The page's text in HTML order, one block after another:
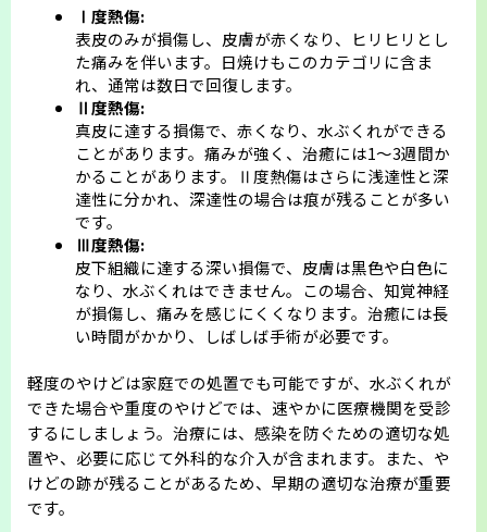
Ⅰ度熱傷:
表皮のみが損傷し、皮膚が赤くなり、ヒリヒリとし
た痛みを伴います。日焼けもこのカテゴリに含ま
れ、通常は数日で回復します。
Ⅱ度熱傷:
真皮に達する損傷で、赤くなり、水ぶくれができる
ことがあります。痛みが強く、治癒には1～3週間か
かることがあります。Ⅱ度熱傷はさらに浅達性と深
達性に分かれ、深達性の場合は痕が残ることが多い
です。
Ⅲ度熱傷:
皮下組織に達する深い損傷で、皮膚は黒色や白色に
なり、水ぶくれはできません。この場合、知覚神経
が損傷し、痛みを感じにくくなります。治癒には長
い時間がかかり、しばしば手術が必要です。
軽度のやけどは家庭での処置でも可能ですが、水ぶくれが
できた場合や重度のやけどでは、速やかに医療機関を受診
するにしましょう。治療には、感染を防ぐための適切な処
置や、必要に応じて外科的な介入が含まれます。また、や
けどの跡が残ることがあるため、早期の適切な治療が重要
です。